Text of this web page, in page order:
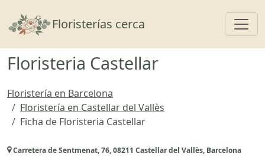
Floristerías cerca
Floristeria Castellar
Floristería en Barcelona
Floristería en Castellar del Vallès
Ficha de Floristeria Castellar
Carretera de Sentmenat, 76, 08211 Castellar del Vallès, Barcelona